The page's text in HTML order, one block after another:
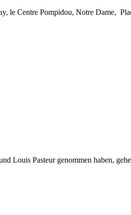
le Centre Pompidou, Notre Dame,
Louis Pasteur genommen haben,